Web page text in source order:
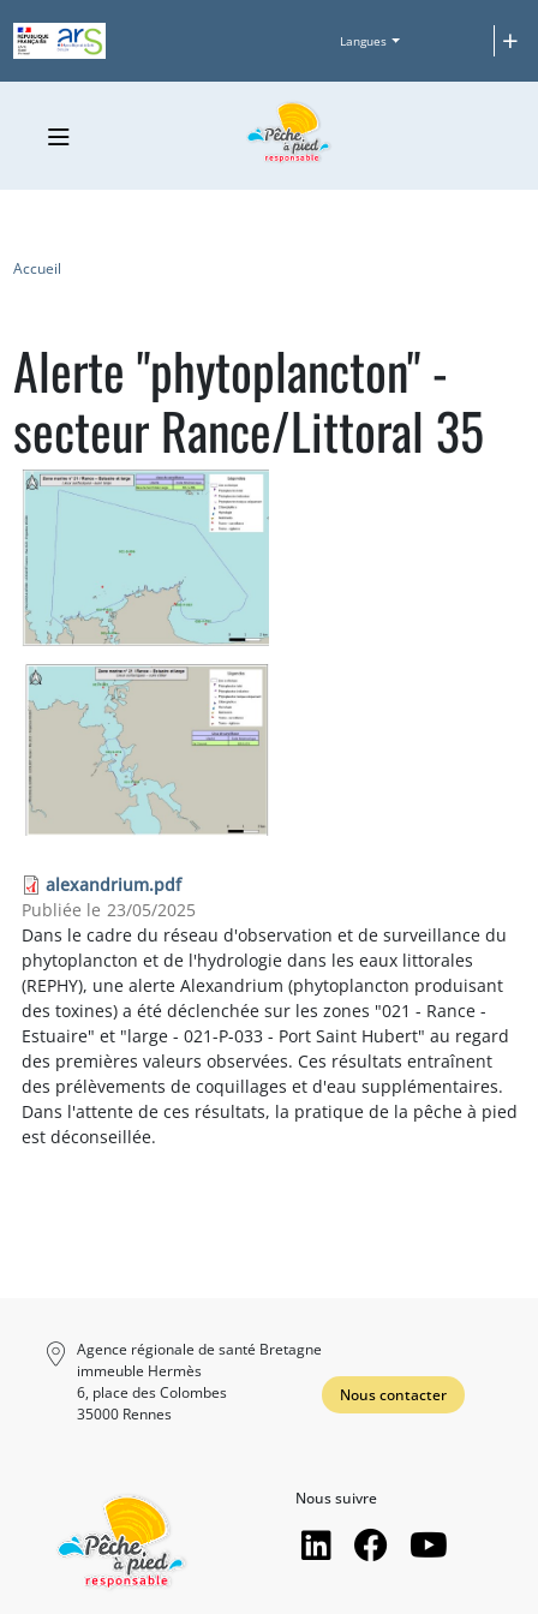
Langues +
Fil d'Ariane
Accueil
Alerte "phytoplancton" -
secteur Rance/Littoral 35
alexandrium.pdf
Publiée le 23/05/2025
Dans le cadre du réseau d'observation et de surveillance du
phytoplancton et de l'hydrologie dans les eaux littorales
(REPHY), une alerte Alexandrium (phytoplancton produisant
des toxines) a été déclenchée sur les zones "021 - Rance -
Estuaire" et "large - 021-P-033 - Port Saint Hubert" au regard
des premières valeurs observées. Ces résultats entraînent
des prélèvements de coquillages et d'eau supplémentaires.
Dans l'attente de ces résultats, la pratique de la pêche à pied
est déconseillée.
Agence régionale de santé Bretagne
immeuble Hermès
6, place des Colombes
35000 Rennes
Nous contacter
Nous suivre